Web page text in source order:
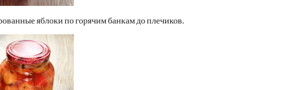
яблоки по горячим банкам до плечиков.